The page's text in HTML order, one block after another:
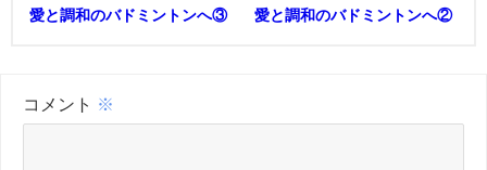
愛と調和のバドミントンへ③ 愛と調和のバドミントンへ②
コメント ※